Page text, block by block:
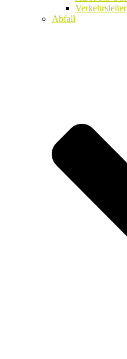
Verkehrsleiter
Abfall